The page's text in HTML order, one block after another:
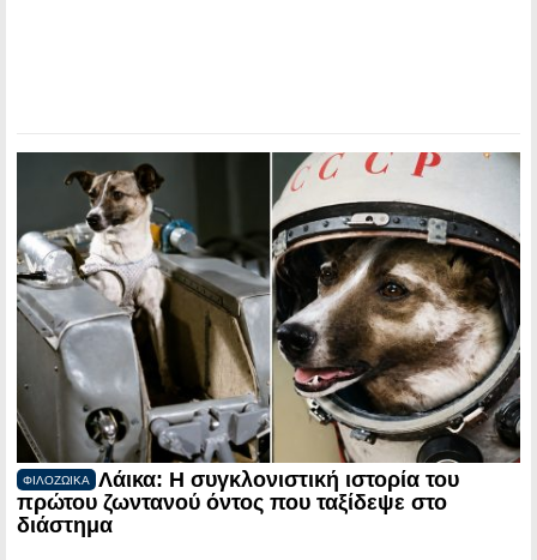
ΦΙΛΟΖΩΙΚΑ
Λάικα: Η συγκλονιστική ιστορία του
πρώτου ζωντανού όντος που ταξίδεψε στο
διάστημα